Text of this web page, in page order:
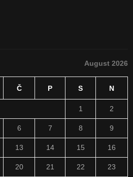
August 2026
Č P S N
1 2
6 7 8 9
13 14 15 16
20 21 22 23